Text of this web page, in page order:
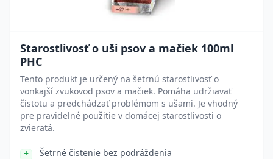
Starostlivosť o uši psov a mačiek 100ml
PHC
Tento produkt je určený na šetrnú starostlivosť o
vonkajší zvukovod psov a mačiek. Pomáha udržiavať
čistotu a predchádzať problémom s ušami. Je vhodný
pre pravidelné použitie v domácej starostlivosti o
zvieratá.
Šetrné čistenie bez podráždenia